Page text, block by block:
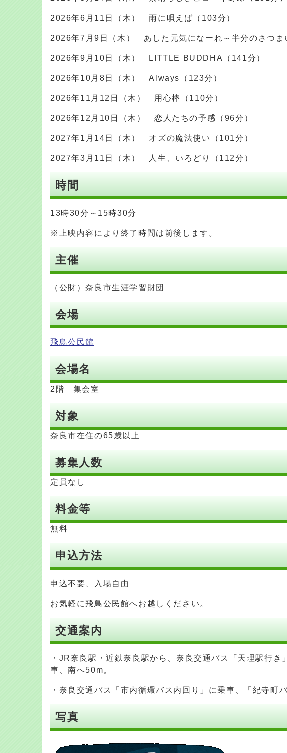
2026年6月11日（木） 雨に唄えば（103分）
2026年7月9日（木） あした元気になーれ～半分のさつま
2026年9月10日（木） LITTLE BUDDHA（141分）
2026年10月8日（木） Always（123分）
2026年11月12日（木） 用心棒（110分）
2026年12月10日（木） 恋人たちの予感（96分）
2027年1月14日（木） オズの魔法使い（101分）
2027年3月11日（木） 人生、いろどり（112分）
時間
13時30分～15時30分
※上映内容により終了時間は前後します。
主催
（公財）奈良市生涯学習財団
会場
飛鳥公民館
会場名
2階 集会室
対象
奈良市在住の65歳以上
募集人数
定員なし
料金等
無料
申込方法
申込不要、入場自由
お気軽に飛鳥公民館へお越しください。
交通案内
・JR奈良駅・近鉄奈良駅から、奈良交通バス「天理駅行
車、南へ50m。
・奈良交通バス「市内循環バス内回り」に乗車、「紀寺町
写真